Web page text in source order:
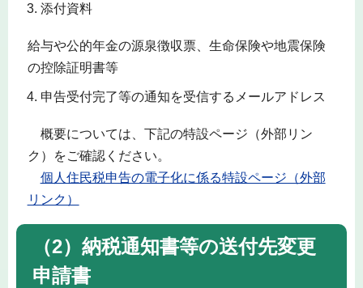
添付資料
給与や公的年金の源泉徴収票、生命保険や地震保険
の控除証明書等
申告受付完了等の通知を受信するメールアドレス
概要については、下記の特設ページ（外部リン
ク）をご確認ください。
個人住民税申告の電子化に係る特設ページ（外部
リンク）
（2）納税通知書等の送付先変更
申請書